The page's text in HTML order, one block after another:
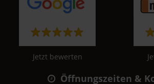
Jetzt bewerten
Öffnungszeiten &